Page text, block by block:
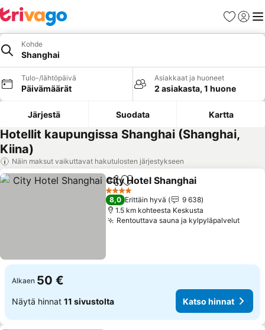
Suosikit
Kohde
Shanghai
Tulo-/lähtöpäivä
Päivämäärät
Asiakkaat ja huoneet
2 asiakasta, 1 huone
Järjestä Suodata Kartta
Hotellit kaupungissa Shanghai (Shanghai,
Kiina)
Näin maksut vaikuttavat hakutulosten järjestykseen
Jaa Lisää suosikkeihin
City Hotel Shanghai
4 Tähtiluokitus
8,0 Erittäin hyvä
9 638
1.5 km kohteesta Keskusta
Rentouttava sauna ja kylpyläpalvelut
Alkaen 50 €
Näytä hinnat 11 sivustolta Katso hinnat